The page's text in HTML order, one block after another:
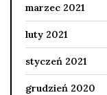
marzec 2021
luty 2021
styczeń 2021
grudzień 2020